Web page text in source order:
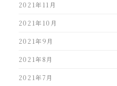
2021年11月
2021年10月
2021年9月
2021年8月
2021年7月